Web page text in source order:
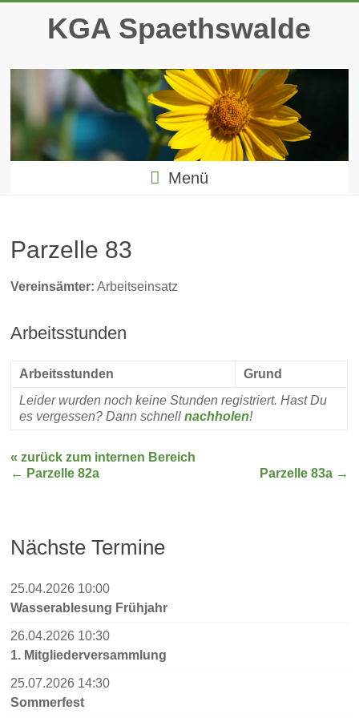
springenKGA Spaethswalde
Menü
Parzelle 83
Vereinsämter: Arbeitseinsatz
Arbeitsstunden
Arbeitsstunden
Grund
Leider wurden noch keine Stunden registriert. Hast Du
es vergessen? Dann schnellnachholen!
« zurück zum internen Bereich
← Parzelle 82a Parzelle 83a →
Nächste Termine
25.04.2026 10:00
Wasserablesung Frühjahr
26.04.2026 10:30
1. Mitgliederversammlung
25.07.2026 14:30
Sommerfest